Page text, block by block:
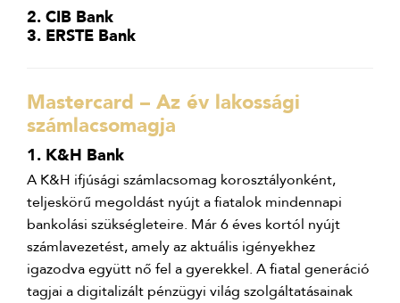
2. CIB Bank
3. ERSTE Bank
Mastercard – Az év lakossági
számlacsomagja
1. K&H Bank
A K&H ifjúsági számlacsomag korosztályonként,
teljeskörű megoldást nyújt a fiatalok mindennapi
bankolási szükségleteire. Már 6 éves kortól nyújt
számlavezetést, amely az aktuális igényekhez
igazodva együtt nő fel a gyerekkel. A fiatal generáció
tagjai a digitalizált pénzügyi világ szolgáltatásainak